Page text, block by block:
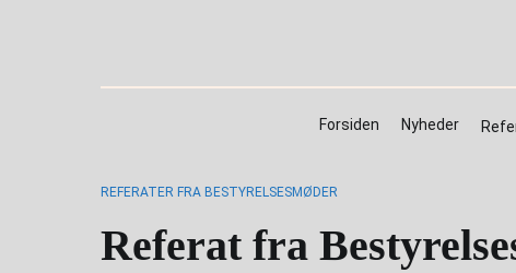
Forsiden Nyheder
REFERATER FRA BESTYRELSESMØDER
Referat fra